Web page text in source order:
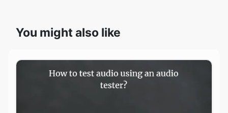
You might also like